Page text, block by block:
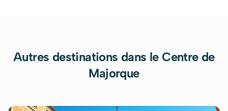
Autres destinations dans le Centre de
Majorque